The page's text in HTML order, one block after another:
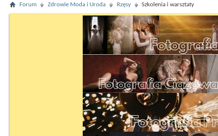
Forum Zdrowie Moda i Uroda Rzęsy Szkolenia i warsztaty